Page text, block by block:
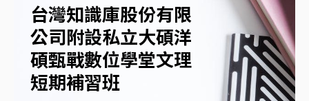
台灣知識庫股份有限
公司附設私立大碩洋
碩甄戰數位學堂文理
短期補習班